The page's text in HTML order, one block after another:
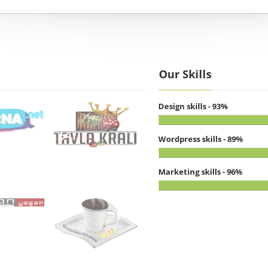
Our Skills
Design skills - 93%
Wordpress skills - 89%
Marketing skills - 96%